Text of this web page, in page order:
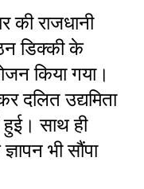
की राजधानी
डिक्की के
किया गया।
दलित उद्यमिता
हुई। साथ ही
भी सौंपा